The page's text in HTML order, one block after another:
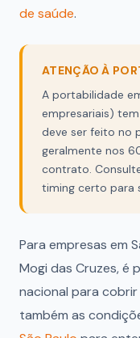
de saúde.
ATENÇÃO À
A portabilidade
empresariais)
deve ser feito no
geralmente nos
contrato.
timing certo para
Para empresas em
Mogi das Cruzes, é
nacional para
também as